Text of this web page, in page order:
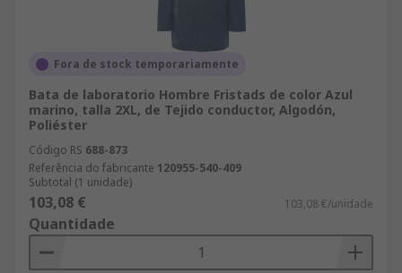
Fora de stock temporariamente
Bata de laboratorio Hombre Fristads de color Azul
marino, talla 2XL, de Tejido conductor, Algodón,
Poliéster
Código RS 688-873
Referência do fabricante 120955-540-409
Subtotal (1 unidade)
103,08 € 103,08 €/unidade
Quantidade